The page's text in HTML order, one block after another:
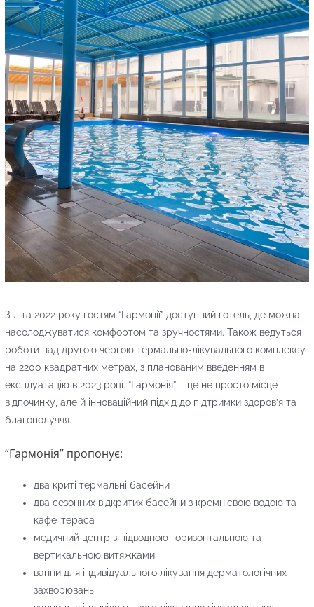
З літа 2022 року гостям “Гармонії” доступний готель, де можна
насолоджуватися комфортом та зручностями. Також ведуться
роботи над другою чергою термально-лікувального комплексу
на 2200 квадратних метрах, з планованим введенням в
експлуатацію в 2023 році. “Гармонія” – це не просто місце
відпочинку, але й інноваційний підхід до підтримки здоров’я та
благополуччя.
“Гармонія” пропонує:
два криті термальні басейни
два сезонних відкритих басейни з кремнієвою водою та
кафе-тераса
медичний центр з підводною горизонтальною та
вертикальною витяжками
ванни для індивідуального лікування дерматологічних
захворювань